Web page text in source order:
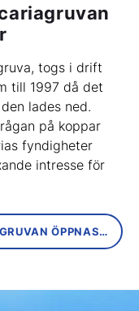
togs i drift
till 1997 då det
lades ned.
på koppar
fyndigheter
intresse för
DHI I NYCKELROLL NÄR VISCARIAGRUVAN ÖPPNAS IGEN EFTER 30 ÅR